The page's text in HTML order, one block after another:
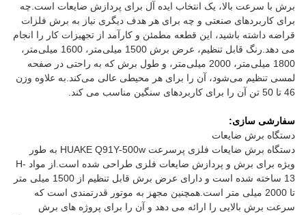
برش با سرعت بالا، یک انتخاب ایده آل برای پردازش ضایعات است.چه
برای کاربردهای صنعتی و چه برای هر هدف دیگری نیاز به برش فلزات
قراضه داشته باشید، این قطعه مطمئن و کارآمد از تجهیزات کار را انجام
می دهد.رنگ قابل تنظیم، عرض برش 1500 میلی‌متر، 1600 میلی‌متر،
1800 میلی‌متر، 2000 میلی‌متر، و طول برش که به راحتی در صفحه
لمسی تنظیم می‌شود، آن را برای هر محیطی عالی می‌کند.به علاوه وزن
46 تا 50 تن آن را برای کاربردهای سنگین مناسب می کند.
سفارشی سازی:
دستگاه برش ضایعات
دستگاه برش ضایعات فلزی پرسرعت HUAKE Q91Y-500w به طور
ویژه برای برش و پردازش ضایعات فلزی طراحی شده است.از مواد H-
13 ساخته شده است و دارای عرض برش قابل تنظیم از 1500 میلی متر
تا 2000 میلی متر است.همچنین مجهز به موتور قدرتمندی است که
سرعت برش بالایی را ارائه می دهد و آن را برای پروژه های برش